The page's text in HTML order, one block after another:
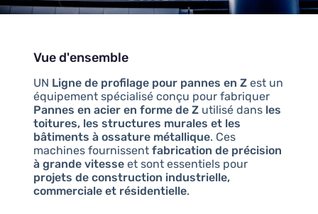
Vue d'ensemble
UN Ligne de profilage pour pannes en Zest un
équipement spécialisé conçu pour fabriquer
Pannes en acier en forme de Zutilisé dans les
toitures, les structures murales et les
bâtiments à ossature métallique. Ces
machines fournissent fabrication de précision
à grande vitesseet sont essentiels pour
projets de construction industrielle,
commerciale et résidentielle.